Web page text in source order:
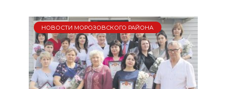
НОВОСТИ МОРОЗОВСКОГО РАЙОНА